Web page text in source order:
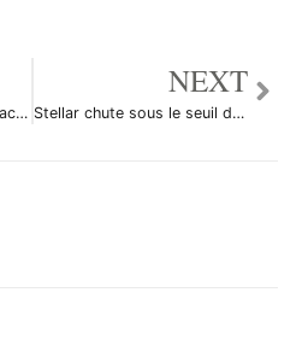
États-Unis: Les marchés actions finissent en ordre dispersé; l’indice Dow Jones Industrial Average recule de 0,51%
NEXT
Stellar chute sous le seuil de 0,09990, en baisse de 2%